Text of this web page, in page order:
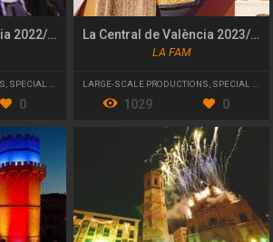
La Central de València 2022/23
SPECIAL EVENT
0
La Central de València 2023/24
LA FAM
LARGE-SCALE PRODUCTIONS SPECIAL EVENT
1029 0